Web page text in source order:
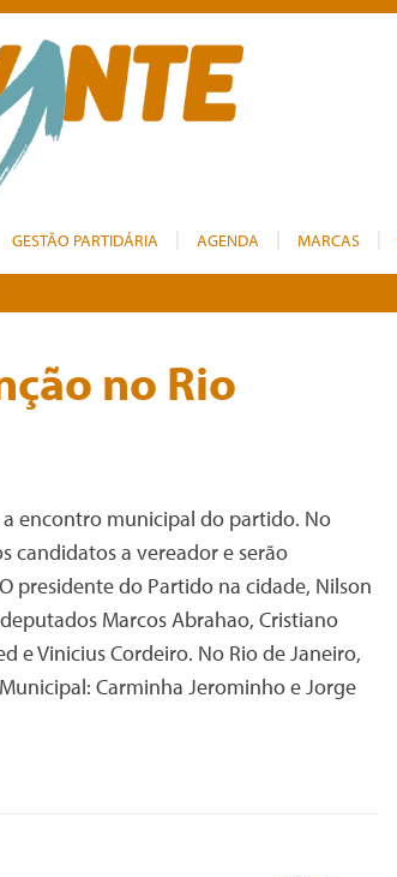
GESTÃO PARTIDÁRIA AGENDA MARCAS
no Rio
a encontro municipal do partido. No
candidatos a vereador e serão
presidente do Partido na cidade, Nilson
Marcos Abrahao, Cristiano
e Vinicius Cordeiro. No Rio de Janeiro,
Carminha Jerominho e Jorge